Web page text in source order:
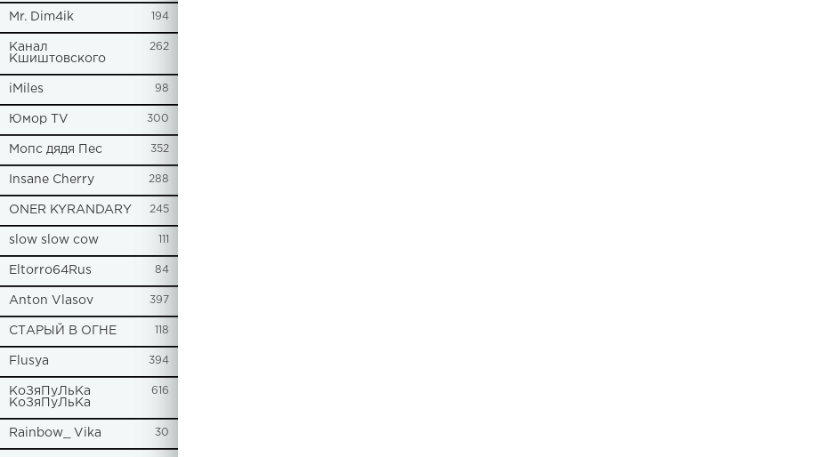
Mr. Dim4ik 194
Канал
Кшиштовского
262
iMiles 98
Юмор TV 300
Мопс дядя Пес 352
Insane Cherry 288
ONER KYRANDARY 245
slow slow cow 111
Eltorro64Rus 84
Anton Vlasov 397
СТАРЫЙ В ОГНЕ 118
Flusya 394
КоЗяПуЛьКа
КоЗяПуЛьКа
616
Rainbow_ Vika 30